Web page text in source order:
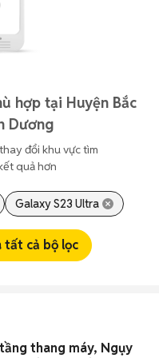
hợp tại Huyện Bắc
Dương
đổi khu vực tìm
quả hơn
Galaxy S23 Ultra
tất cả bộ lọc
thang máy, Ngụy